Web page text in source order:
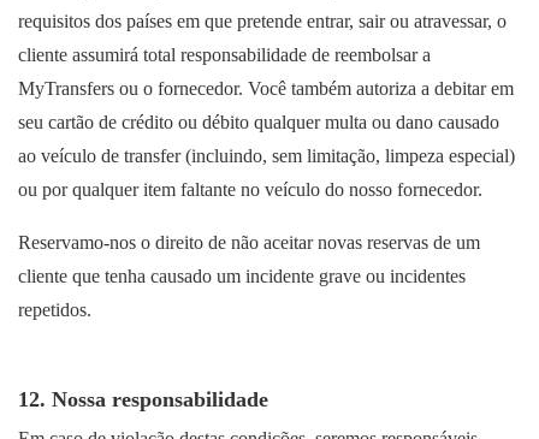
requisitos dos países em que pretende entrar, sair ou atravessar, o
cliente assumirá total responsabilidade de reembolsar a
MyTransfers ou o fornecedor. Você também autoriza a debitar em
seu cartão de crédito ou débito qualquer multa ou dano causado
ao veículo de transfer (incluindo, sem limitação, limpeza especial)
ou por qualquer item faltante no veículo do nosso fornecedor.
Reservamo-nos o direito de não aceitar novas reservas de um
cliente que tenha causado um incidente grave ou incidentes
repetidos.
12. Nossa responsabilidade